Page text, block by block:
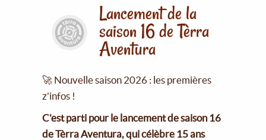
Lancement de la
saison 16 de Tèrra
Aventura
🚀 Nouvelle saison 2026 : les premières
z'infos !
C'est parti pour le lancement de saison 16
de Tèrra Aventura, qui célèbre 15 ans